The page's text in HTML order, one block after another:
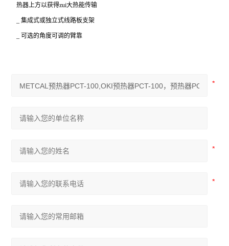
热器上方以获得zui大热能传输
_集成式或独立式线路板支架
可选的角度可调的臂靠